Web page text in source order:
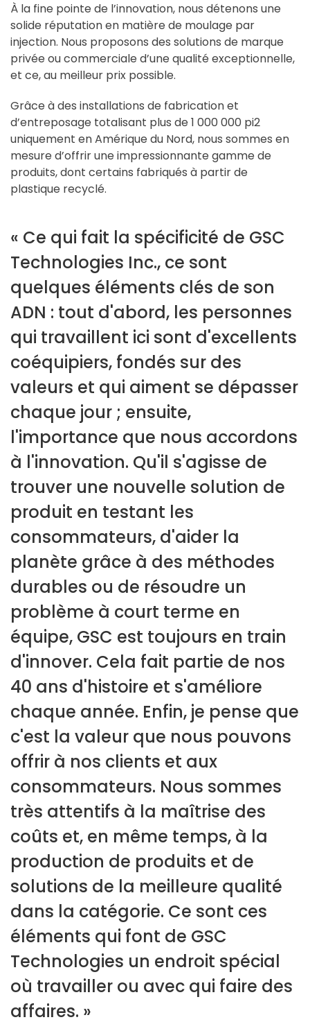
À la fine pointe de l’innovation, nous détenons une
solide réputation en matière de moulage par
injection. Nous proposons des solutions de marque
privée ou commerciale d’une qualité exceptionnelle,
et ce, au meilleur prix possible.
Grâce à des installations de fabrication et
d’entreposage totalisant plus de 1 000 000 pi2
uniquement en Amérique du Nord, nous sommes en
mesure d’offrir une impressionnante gamme de
produits, dont certains fabriqués à partir de
plastique recyclé.
« Ce qui fait la spécificité de GSC
Technologies Inc., ce sont
quelques éléments clés de son
ADN : tout d'abord, les personnes
qui travaillent ici sont d'excellents
coéquipiers, fondés sur des
valeurs et qui aiment se dépasser
chaque jour ; ensuite,
l'importance que nous accordons
à l'innovation. Qu'il s'agisse de
trouver une nouvelle solution de
produit en testant les
consommateurs, d'aider la
planète grâce à des méthodes
durables ou de résoudre un
problème à court terme en
équipe, GSC est toujours en train
d'innover. Cela fait partie de nos
40 ans d'histoire et s'améliore
chaque année. Enfin, je pense que
c'est la valeur que nous pouvons
offrir à nos clients et aux
consommateurs. Nous sommes
très attentifs à la maîtrise des
coûts et, en même temps, à la
production de produits et de
solutions de la meilleure qualité
dans la catégorie. Ce sont ces
éléments qui font de GSC
Technologies un endroit spécial
où travailler ou avec qui faire des
affaires. »